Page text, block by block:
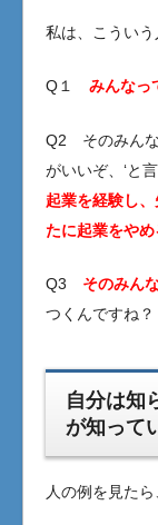
私は、こうい
Q１ みんなっ
Q2 そのみんな
がいいぞ、‘と
起業を経験し
たに起業をや
Q3 そのみん
つくんですね？
自分は知
が知って
人の例を見た